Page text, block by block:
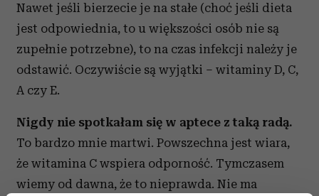
Nawet jeśli bierzecie je na stałe (choć jeśli dieta
jest odpowiednia, to u większości osób nie są
zupełnie potrzebne), to na czas infekcji należy je
odstawić. Oczywiście są wyjątki – witaminy D, C,
A czy E.
Nigdy nie spotkałam się w aptece z taką radą.
To bardzo mnie martwi. Powszechna jest wiara,
że witamina C wspiera odporność. Tymczasem
wiemy od dawna, że to nieprawda. Nie ma